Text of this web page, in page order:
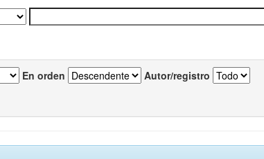
En orden Autor/registro